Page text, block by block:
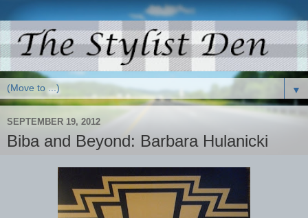
▼
SEPTEMBER 19, 2012
Biba and Beyond: Barbara Hulanicki